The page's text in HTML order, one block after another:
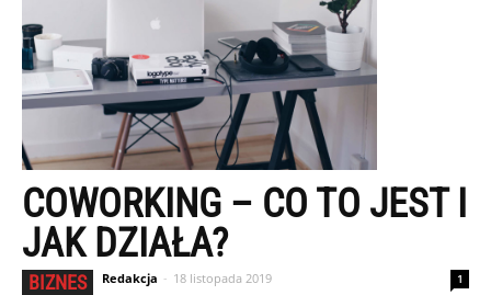
COWORKING – CO TO JEST I
JAK DZIAŁA?
BIZNES Redakcja - 18 listopada 2019 1